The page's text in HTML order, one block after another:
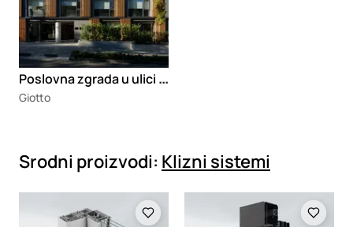
P
oslovna zgrada u ulici Sime Lozanića
Giotto
Srodni proizvodi: Klizni sistemi